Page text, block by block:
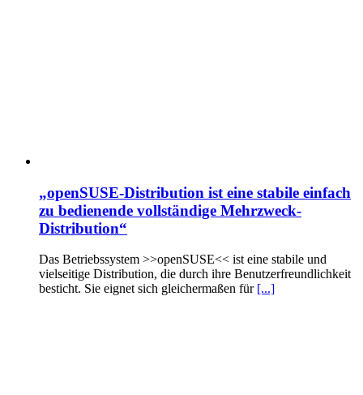
„openSUSE-Distribution ist eine stabile einfach
zu bedienende vollständige Mehrzweck-
Distribution“
Das Betriebssystem >>openSUSE<< ist eine stabile und
vielseitige Distribution, die durch ihre Benutzerfreundlichkeit
besticht. Sie eignet sich gleichermaßen für [...]